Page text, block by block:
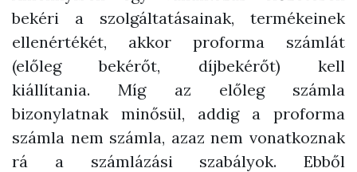
bekéri a szolgáltatásainak, termékeinek
ellenértékét, akkor proforma számlát
(előleg bekérőt, díjbekérőt) kell
kiállítania. Míg az előleg számla
bizonylatnak minősül, addig a proforma
számla nem számla, azaz nem vonatkoznak
rá a számlázási szabályok. Ebből